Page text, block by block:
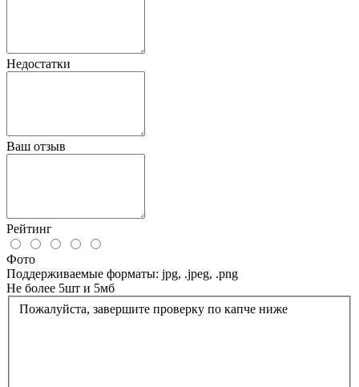
Недостатки
Ваш отзыв
Рейтинг
Фото
Поддерживаемые форматы: jpg, .jpeg, .png
Не более 5шт и 5мб
Пожалуйста, завершите проверку по капче ниже